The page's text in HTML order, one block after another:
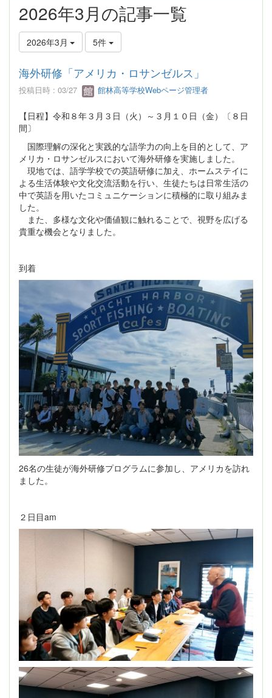
2026年3月の記事一覧
2026年3月 5件
海外研修「アメリカ・ロサンゼルス」
投稿日時 : 03/27 館林高等学校Webページ管理者
【日程】令和８年３月３日（火）～３月１０日（金）〔８日
間〕
国際理解の深化と実践的な語学力の向上を目的として、ア
メリカ・ロサンゼルスにおいて海外研修を実施しました。
現地では、語学学校での英語研修に加え、ホームステイに
よる生活体験や文化交流活動を行い、生徒たちは日常生活の
中で英語を用いたコミュニケーションに積極的に取り組みま
した。
また、多様な文化や価値観に触れることで、視野を広げる
貴重な機会となりました。
到着
26名の生徒が海外研修プログラムに参加し、アメリカを訪れ
ました。
２日目am